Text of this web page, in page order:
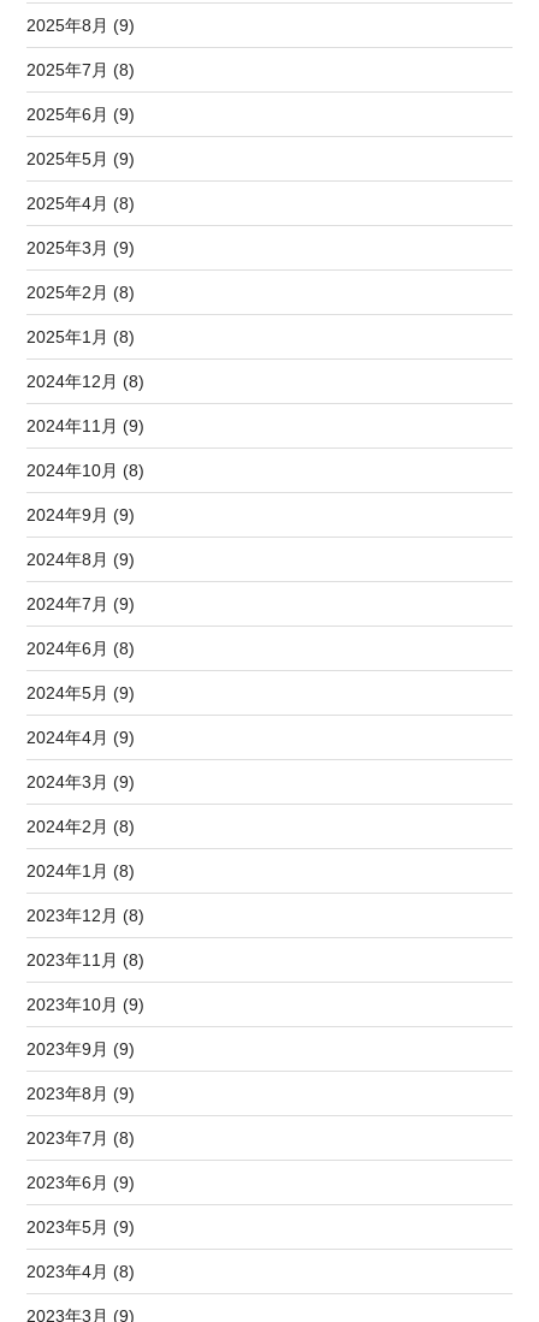
2025年8月 (9)
2025年7月 (8)
2025年6月 (9)
2025年5月 (9)
2025年4月 (8)
2025年3月 (9)
2025年2月 (8)
2025年1月 (8)
2024年12月 (8)
2024年11月 (9)
2024年10月 (8)
2024年9月 (9)
2024年8月 (9)
2024年7月 (9)
2024年6月 (8)
2024年5月 (9)
2024年4月 (9)
2024年3月 (9)
2024年2月 (8)
2024年1月 (8)
2023年12月 (8)
2023年11月 (8)
2023年10月 (9)
2023年9月 (9)
2023年8月 (9)
2023年7月 (8)
2023年6月 (9)
2023年5月 (9)
2023年4月 (8)
2023年3月 (9)